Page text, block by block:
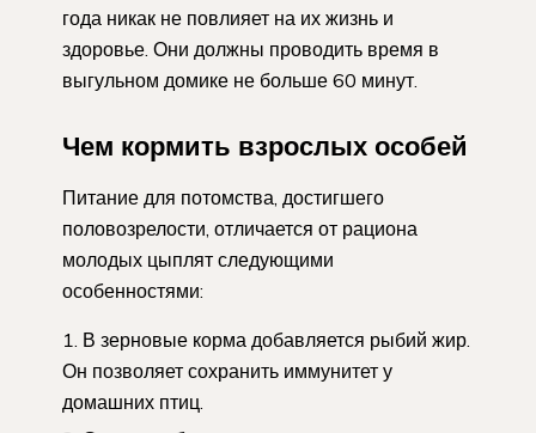
года никак не повлияет на их жизнь и
здоровье. Они должны проводить время в
выгульном домике не больше 60 минут.
Чем кормить взрослых особей
Питание для потомства, достигшего
половозрелости, отличается от рациона
молодых цыплят следующими
особенностями:
В зерновые корма добавляется рыбий жир.
Он позволяет сохранить иммунитет у
домашних птиц.